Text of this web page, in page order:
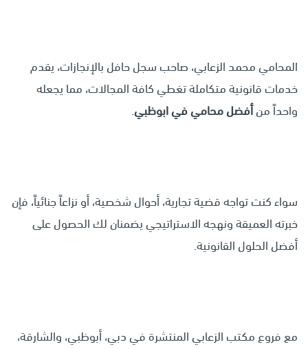
المحامي محمد الزعابي، صاحب سجل حافل بالإنجازات، يقدم
خدمات قانونية متكاملة تغطي كافة المجالات، مما يجعله
واحداً منأفضل محامي في ابوظبي.
سواء كنت تواجه قضية تجارية، أحوال شخصية، أو نزاعاً جنائياً، فإن
خبرته العميقة ونهجه الاستراتيجي يضمنان لك الحصول على
أفضل الحلول القانونية.
مع فروع مكتب الزعابي المنتشرة في دبي، أبوظبي، والشارقة،